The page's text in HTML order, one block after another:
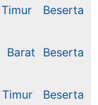
Beserta
Beserta
Beserta